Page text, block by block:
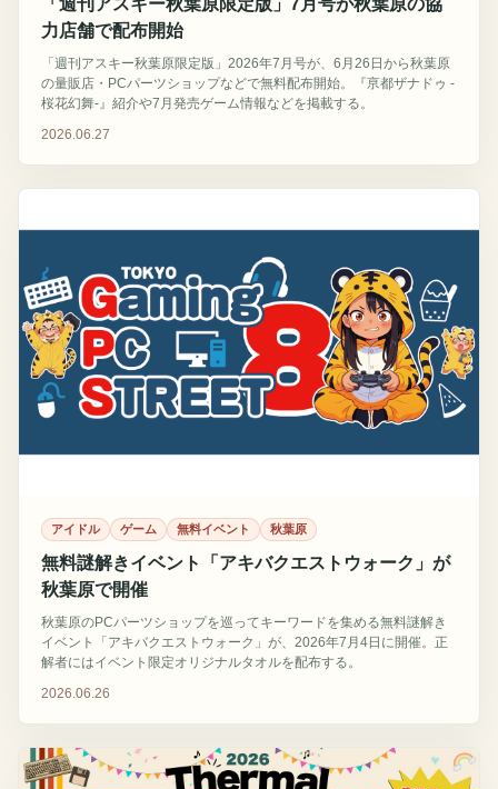
「週刊アスキー秋葉原限定版」7月号が秋葉原の協
力店舗で配布開始
「週刊アスキー秋葉原限定版」2026年7月号が、6月26日から秋葉原
の量販店・PCパーツショップなどで無料配布開始。『亰都ザナドゥ -
桜花幻舞-』紹介や7月発売ゲーム情報などを掲載する。
2026.06.27
アイドル ゲーム 無料イベント 秋葉原
無料謎解きイベント「アキバクエストウォーク」が
秋葉原で開催
秋葉原のPCパーツショップを巡ってキーワードを集める無料謎解き
イベント「アキバクエストウォーク」が、2026年7月4日に開催。正
解者にはイベント限定オリジナルタオルを配布する。
2026.06.26